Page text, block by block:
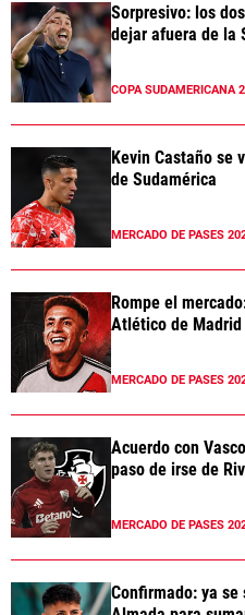
Sorpresivo: los
dejar afuera de la
COPA SUDAMERICANA
Kevin Castaño se
de Sudamérica
MERCADO DE PASES
Rompe el
Atlético de
MERCADO DE PASES
Acuerdo con
paso de irse de
MERCADO DE PASES
Confirmado: ya